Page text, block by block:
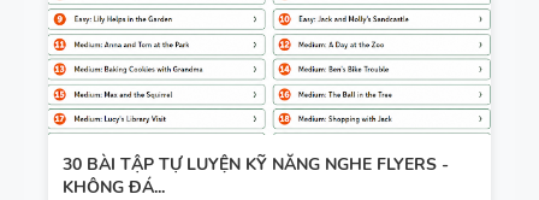
30 BÀI TẬP TỰ LUYỆN KỸ NĂNG NGHE FLYERS -
KHÔNG ĐÁ...